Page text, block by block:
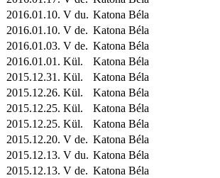
2016.01.10. V du. Katona Béla
2016.01.10. V de. Katona Béla
2016.01.03. V de. Katona Béla
2016.01.01. Kül. Katona Béla
2015.12.31. Kül. Katona Béla
2015.12.26. Kül. Katona Béla
2015.12.25. Kül. Katona Béla
2015.12.25. Kül. Katona Béla
2015.12.20. V de. Katona Béla
2015.12.13. V du. Katona Béla
2015.12.13. V de. Katona Béla